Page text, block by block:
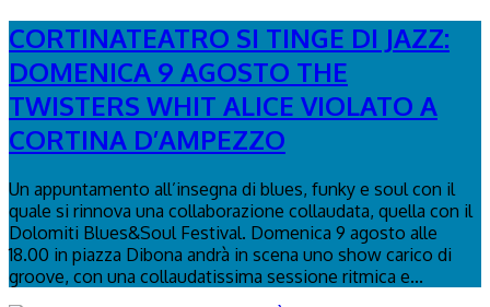
CORTINATEATRO SI TINGE DI JAZZ:
DOMENICA 9 AGOSTO THE
TWISTERS WHIT ALICE VIOLATO A
CORTINA D’AMPEZZO
Un appuntamento all’insegna di blues, funky e soul con il
quale si rinnova una collaborazione collaudata, quella con il
Dolomiti Blues&Soul Festival. Domenica 9 agosto alle
18.00 in piazza Dibona andrà in scena uno show carico di
groove, con una collaudatissima sessione ritmica e...